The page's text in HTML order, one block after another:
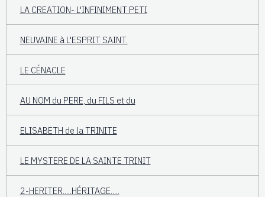
LA CREATION- L'INFINIMENT PETI
NEUVAINE à L'ESPRIT SAINT.
LE CÉNACLE
AU NOM du PERE, du FILS et du
ELISABETH de la TRINITE
LE MYSTERE DE LA SAINTE TRINIT
2-HERITER.....HÉRITAGE.....